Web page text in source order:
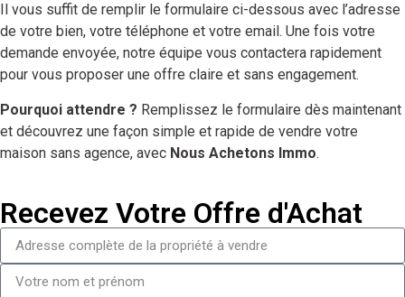
Il vous suffit de remplir le formulaire ci-dessous avec l’adresse
de votre bien, votre téléphone et votre email. Une fois votre
demande envoyée, notre équipe vous contactera rapidement
pour vous proposer une offre claire et sans engagement.
Pourquoi attendre ? Remplissez le formulaire dès maintenant
et découvrez une façon simple et rapide de vendre votre
maison sans agence, avec Nous Achetons Immo.
Recevez Votre Offre d'Achat